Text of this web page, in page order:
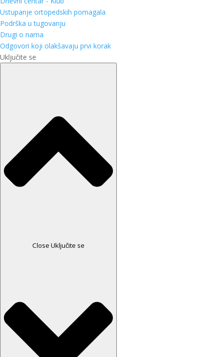
Ustupanje ortopedskih pomagala
Podrška u tugovanju
Drugi o nama
Odgovori koji olakšavaju prvi korak
Uključite se
Close Uključite se